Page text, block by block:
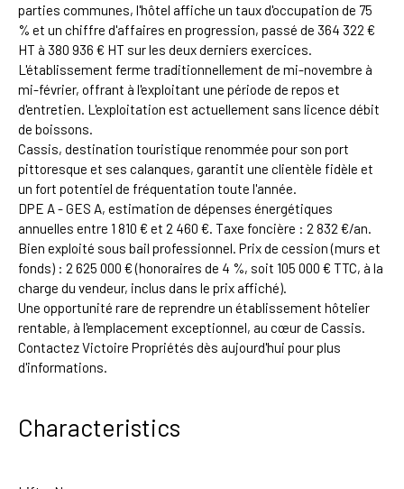
parties communes, l'hôtel affiche un taux d'occupation de 75
% et un chiffre d'affaires en progression, passé de 364 322 €
HT à 380 936 € HT sur les deux derniers exercices.
L'établissement ferme traditionnellement de mi-novembre à
mi-février, offrant à l'exploitant une période de repos et
d'entretien. L'exploitation est actuellement sans licence débit
de boissons.
Cassis, destination touristique renommée pour son port
pittoresque et ses calanques, garantit une clientèle fidèle et
un fort potentiel de fréquentation toute l'année.
DPE A - GES A, estimation de dépenses énergétiques
annuelles entre 1 810 € et 2 460 €. Taxe foncière : 2 832 €/an.
Bien exploité sous bail professionnel. Prix de cession (murs et
fonds) : 2 625 000 € (honoraires de 4 %, soit 105 000 € TTC, à la
charge du vendeur, inclus dans le prix affiché).
Une opportunité rare de reprendre un établissement hôtelier
rentable, à l'emplacement exceptionnel, au cœur de Cassis.
Contactez Victoire Propriétés dès aujourd'hui pour plus
d'informations.
Characteristics